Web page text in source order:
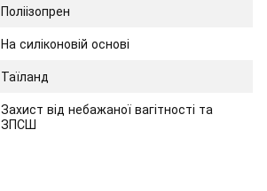
Поліізопрен
На силіконовій основі
Таїланд
Захист від небажаної вагітності та
ЗПСШ